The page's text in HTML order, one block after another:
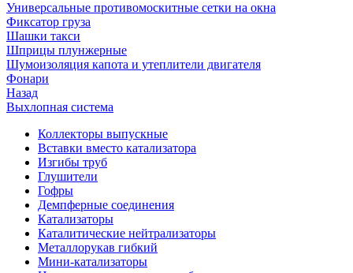
Универсальные противомоскитные сетки на окна
Фиксатор груза
Шашки такси
Шприцы плунжерные
Шумоизоляция капота и утеплители двигателя
Фонари
Назад
Выхлопная система
Коллекторы выпускные
Вставки вместо катализатора
Изгибы труб
Глушители
Гофры
Демпферные соединения
Катализаторы
Каталитические нейтрализаторы
Металлорукав гибкий
Мини-катализаторы